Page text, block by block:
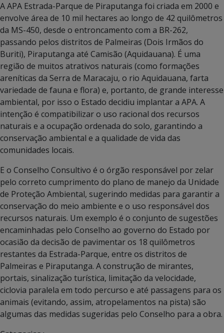
A APA Estrada-Parque de Piraputanga foi criada em 2000 e
envolve área de 10 mil hectares ao longo de 42 quilômetros
da MS-450, desde o entroncamento com a BR-262,
passando pelos distritos de Palmeiras (Dois Irmãos do
Buriti), Piraputanga até Camisão (Aquidauana). É uma
região de muitos atrativos naturais (como formações
areníticas da Serra de Maracaju, o rio Aquidauana, farta
variedade de fauna e flora) e, portanto, de grande interesse
ambiental, por isso o Estado decidiu implantar a APA. A
intenção é compatibilizar o uso racional dos recursos
naturais e a ocupação ordenada do solo, garantindo a
conservação ambiental e a qualidade de vida das
comunidades locais.
E o Conselho Consultivo é o órgão responsável por zelar
pelo correto cumprimento do plano de manejo da Unidade
de Proteção Ambiental, sugerindo medidas para garantir a
conservação do meio ambiente e o uso responsável dos
recursos naturais. Um exemplo é o conjunto de sugestões
encaminhadas pelo Conselho ao governo do Estado por
ocasião da decisão de pavimentar os 18 quilômetros
restantes da Estrada-Parque, entre os distritos de
Palmeiras e Piraputanga. A construção de mirantes,
portais, sinalização turística, limitação da velocidade,
ciclovia paralela em todo percurso e até passagens para os
animais (evitando, assim, atropelamentos na pista) são
algumas das medidas sugeridas pelo Conselho para a obra.